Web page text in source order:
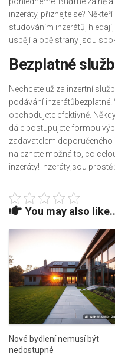
inzeráty, přiznejte se?
studováním inzerátů,
uspějí a obě strany jsou
Bezplatné
Nechcete už za inzertní
podávání
obchodujete efektivně.
dále postupujete formou
zadavatelem doporučeného
naleznete možná to, co
inzeráty! Inzerátyjsou prostě
You may also
Nové bydlení nemusí být
nedostupné